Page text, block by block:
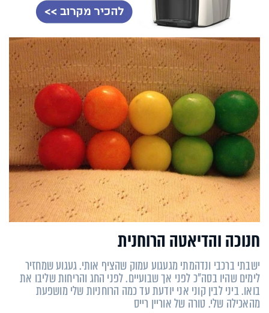
חנוכה והדיאטה הרוחנית
ישבתי ברכבי ונדהמתי מגעגוע עמוק שהציף אותי. געגוע שמחזיר
לימים שהיו בסה"כ לפני אך שבועיים. לפני החג והריחות שליבו את
בואו. ביני לבין קוני אני יודעת עד כמה הרוחניות שלי מושפעת
מהאכילה שלי. טורה של אוריין רייס